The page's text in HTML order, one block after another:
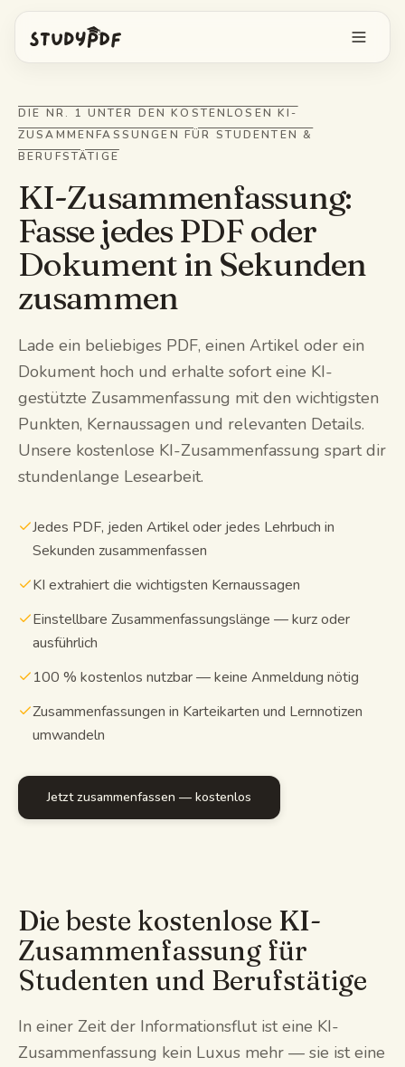
Anmelden
Funktionen
Bo alles fragen
KI-Karteikarten
Probeprüfungen
Mindmaps
Lernleitfäden
KI-Zusammenfassung
KI-Quiz
Kostenlose Tools
Preise
Mobile App
DIE NR. 1 UNTER DEN KOSTENLOSEN KI-
ZUSAMMENFASSUNGEN FÜR STUDENTEN &
BERUFSTÄTIGE
KI-Zusammenfassung:
Fasse jedes PDF oder
Dokument in Sekunden
zusammen
Lade ein beliebiges PDF, einen Artikel oder ein
Dokument hoch und erhalte sofort eine KI-
gestützte Zusammenfassung mit den wichtigsten
Punkten, Kernaussagen und relevanten Details.
Unsere kostenlose KI-Zusammenfassung spart dir
stundenlange Lesearbeit.
Jedes PDF, jeden Artikel oder jedes Lehrbuch in
Sekunden zusammenfassen
KI extrahiert die wichtigsten Kernaussagen
Einstellbare Zusammenfassungslänge — kurz oder
ausführlich
100 % kostenlos nutzbar — keine Anmeldung nötig
Zusammenfassungen in Karteikarten und Lernnotizen
umwandeln
Jetzt zusammenfassen — kostenlos
Die beste kostenlose KI-
Zusammenfassung für
Studenten und Berufstätige
In einer Zeit der Informationsflut ist eine KI-
Zusammenfassung kein Luxus mehr — sie ist eine